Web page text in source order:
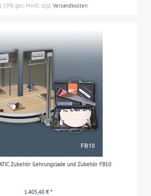
19% ges. MwSt. zzgl. Versandkosten
Zubehör Gehrungslade und Zubehör FB10
1.405,40 € *